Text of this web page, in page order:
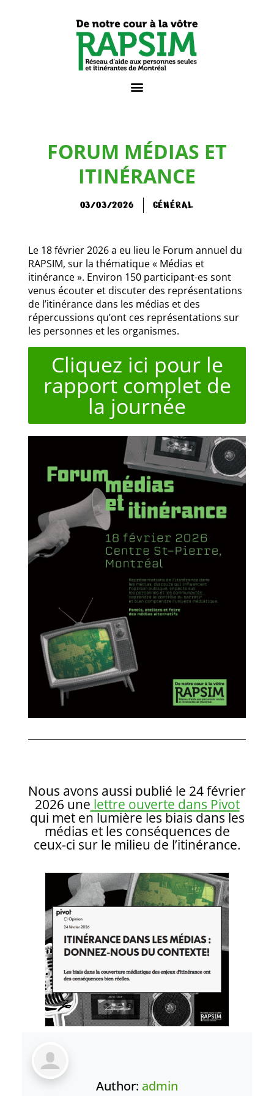
FORUM MÉDIAS ET
ITINÉRANCE
03/03/2026 GÉNÉRAL
Le 18 février 2026 a eu lieu le Forum annuel du
RAPSIM, sur la thématique « Médias et
itinérance ». Environ 150 participant-es sont
venus écouter et discuter des représentations
de l’itinérance dans les médias et des
répercussions qu’ont ces représentations sur
les personnes et les organismes.
Cliquez ici pour le
rapport complet de
la journée
Nous avons aussi publié le 24 février
2026 une lettre ouverte dans Pivot
qui met en lumière les biais dans les
médias et les conséquences de
ceux-ci sur le milieu de l’itinérance.
Author: admin